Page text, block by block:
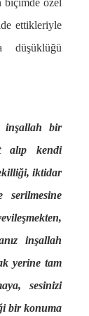
biçimde özel
ettikleriyle
düşüklüğü
inşallah bir
alıp kendi
iktidar
serilmesine
inşallah
yerine tam
sesinizi
bir konuma